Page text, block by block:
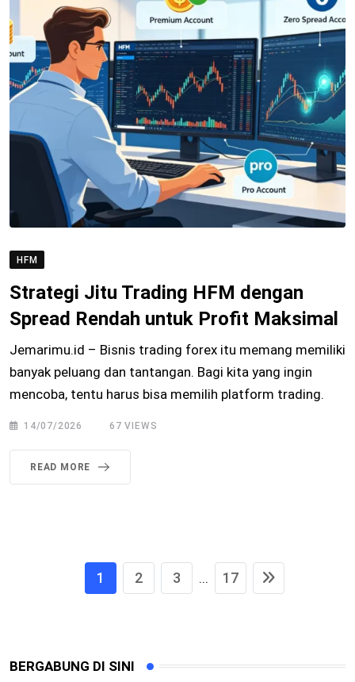
HFM
Strategi Jitu Trading HFM dengan
Spread Rendah untuk Profit Maksimal
Jemarimu.id – Bisnis trading forex itu memang memiliki
banyak peluang dan tantangan. Bagi kita yang ingin
mencoba, tentu harus bisa memilih platform trading.
14/07/2026 67 VIEWS
READ MORE
1 2 3 ... 17
BERGABUNG DI SINI